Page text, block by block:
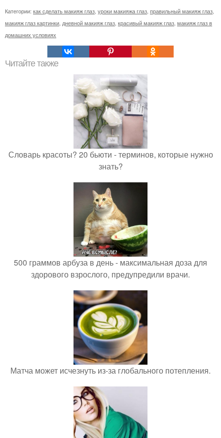
Категории: как сделать макияж глаз уроки макияжа глаз правильный макияж глаз
макияж глаз картинки дневной макияж глаз красивый макияж глаз макияж глаз в
домашних условиях
Читайте также
Словарь красоты? 20 бьюти - терминов, которые нужно
знать?
500 граммов арбуза в день - максимальная доза для
здорового взрослого, предупредили врачи.
Матча может исчезнуть из-за глобального потепления.